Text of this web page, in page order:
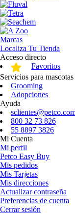
Marcas
Localiza Tu Tienda
Acceso directo
Favoritos
Servicios para mascotas
Grooming
Adopciones
Ayuda
800 32 73 826
55 8897 3826
Mi Cuenta
Mi perfil
Petco Easy Buy
Mis pedidos
Mis Tarjetas
Mis direcciones
Actualizar contraseña
Preferencias de cuenta
Cerrar sesión